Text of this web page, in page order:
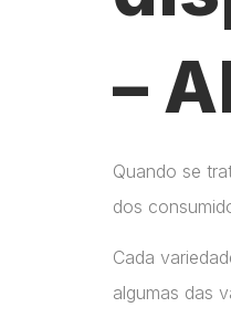
–
Quando se
dos
Cada
algumas das